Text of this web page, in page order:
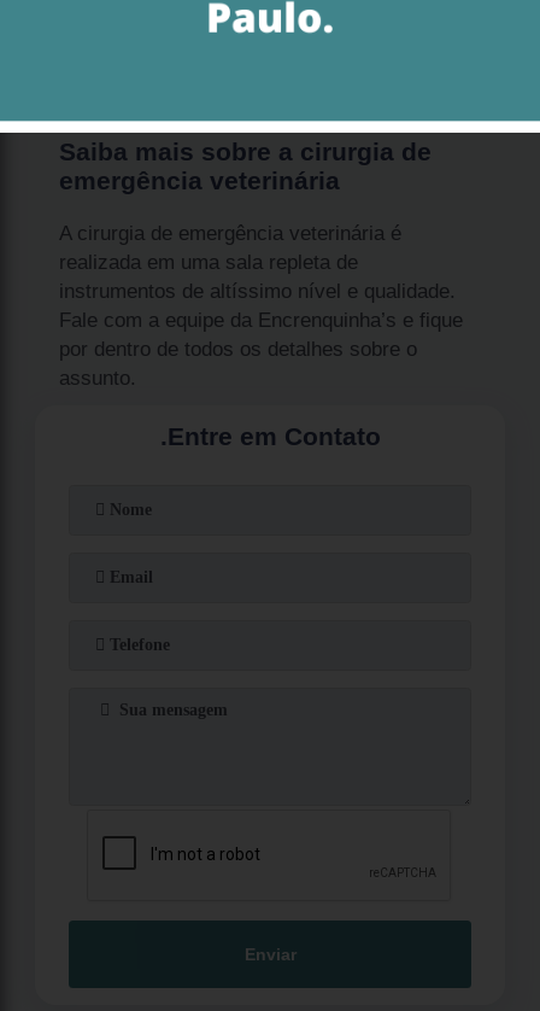
que o pet continue saudável. Em São Paulo,
Saiba mais sobre a cirurgia de
emergência veterinária
A cirurgia de emergência veterinária é
realizada em uma sala repleta de
instrumentos de altíssimo nível e qualidade.
Fale com a equipe da Encrenquinha’s e fique
por dentro de todos os detalhes sobre o
assunto.
.Entre em Contato
Enviar